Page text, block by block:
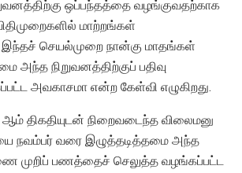
ஒப்பந்தத்தை வழங்குவதற்காக
மாற்றங்கள்
இந்தச் செயல்முறை நான்கு மாதங்கள்
அந்த நிறுவனத்திற்குப் பதிவு
அவகாசமா என்ற கேள்வி எழுகிறது.
ஆம் திகதியுடன் நிறைவடைந்த விலைமனு
நவம்பர் வரை இழுத்தடித்தமை அந்த
முறிப் பணத்தைச் செலுத்த வழங்கப்பட்ட